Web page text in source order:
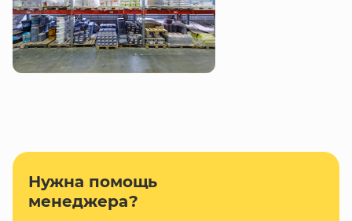
Нужна помощь
менеджера?